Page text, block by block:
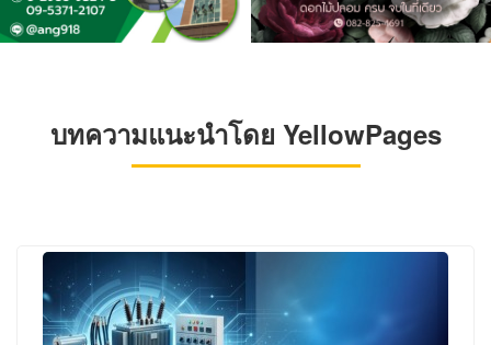
บทความแนะนำโดย YellowPages